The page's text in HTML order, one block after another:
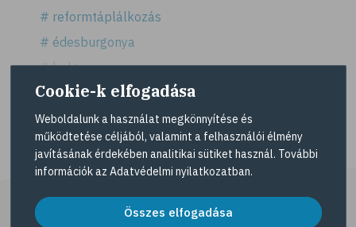
# reformtáplálkozás
# édesburgonya
# bulgur
# köles
# puffadás
# vegetáriánus
# vegán
# vöröslencse
Mutass többet >
Cookie-k elfogadása
Weboldalunk a használat megkönnyítése és
működtetése céljából, valamint a felhasználói élmény
javításának érdekében analitikai sütiket használ. További
információk az Adatvédelmi nyilatkozatban.
Összes elfogadása